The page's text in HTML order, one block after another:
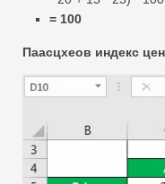
= 100
Паасцхеов индекс